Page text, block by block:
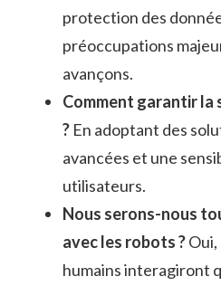
protection des
préoccupations
avançons.
Comment garantir la
? En adoptant des
avancées et une
utilisateurs.
Nous serons-nous
avec les robots ?Oui,
humains interagiront